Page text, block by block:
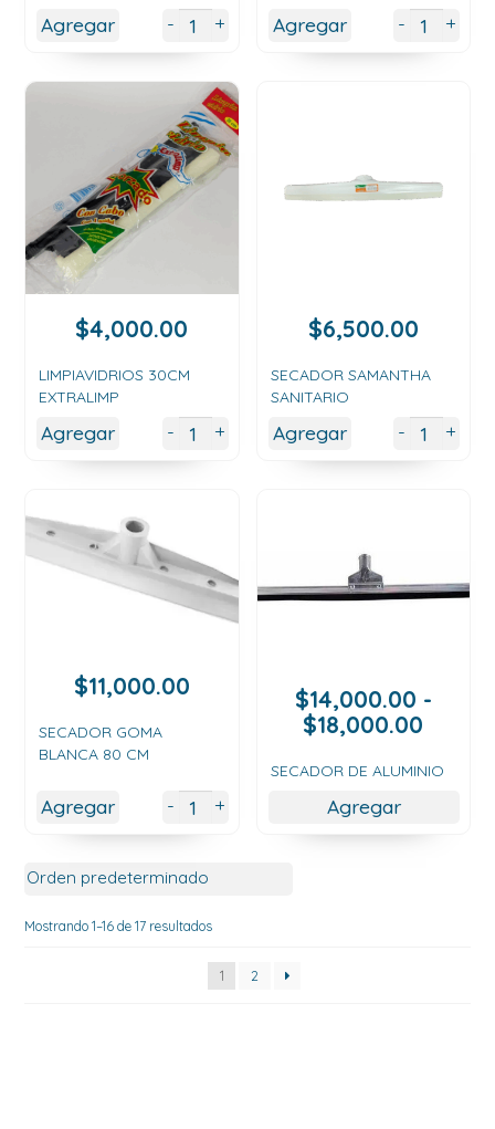
Agregar - + Agregar - +
$4,000.00
LIMPIAVIDRIOS 30CM
EXTRALIMP
Agregar - +
$6,500.00
SECADOR SAMANTHA
SANITARIO
Agregar - +
$11,000.00
SECADOR GOMA
BLANCA 80 CM
Agregar - +
$14,000.00 -
$18,000.00
SECADOR DE ALUMINIO
Agregar
Mostrando 1–16 de 17 resultados
1 2